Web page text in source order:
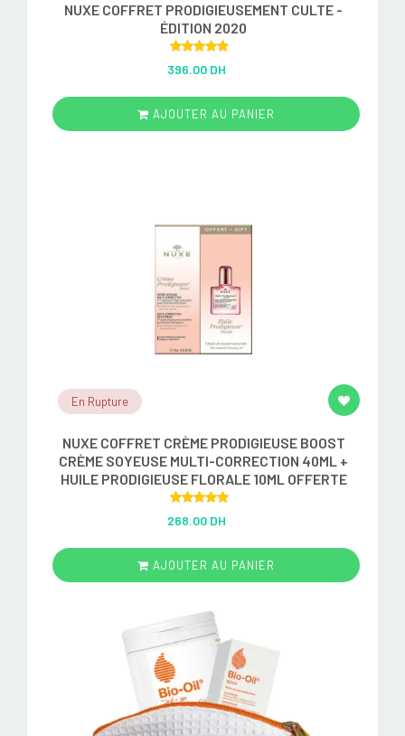
NUXE COFFRET PRODIGIEUSEMENT CULTE -
ÉDITION 2020
out of 5
396.00 DH
AJOUTER AU PANIER
En Rupture
NUXE COFFRET CRÈME PRODIGIEUSE BOOST
CRÈME SOYEUSE MULTI-CORRECTION 40ML +
HUILE PRODIGIEUSE FLORALE 10ML OFFERTE
out of 5
268.00 DH
AJOUTER AU PANIER